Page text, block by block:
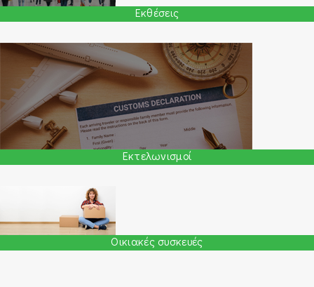
Εκθέσεις
Εκτελωνισμοί
Οικιακές συσκευές